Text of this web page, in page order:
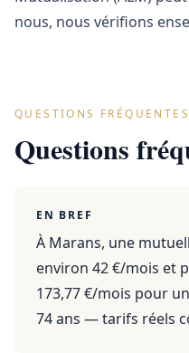
nous, nous vérifions
QUESTIONS FRÉQUENTES
Questions
EN BREF
À Marans, une
environ 42 €/mois et
173,77 €/mois pour
74 ans — tarifs réels